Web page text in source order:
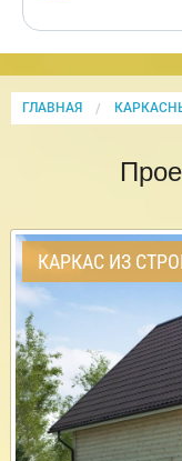
ГЛАВНАЯ
КАРКАС ИЗ